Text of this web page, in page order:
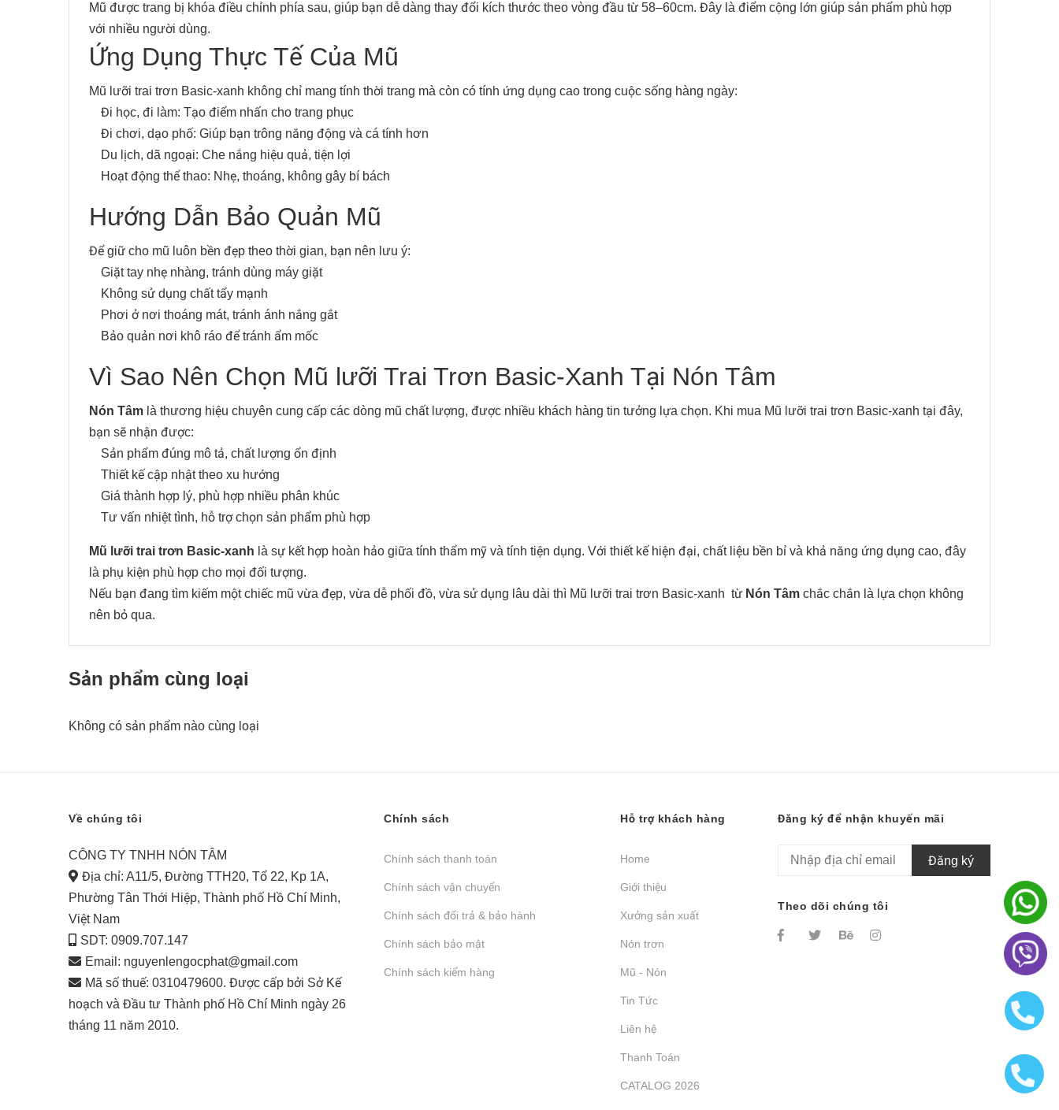
Mũ được trang bị khóa điều chỉnh phía sau, giúp bạn dễ dàng thay đổi kích thước theo vòng đầu từ 58–60cm. Đây là điểm cộng lớn giúp sản phẩm phù hợp
với nhiều người dùng.
Ứng Dụng Thực Tế Của Mũ
Mũ lưỡi trai trơn Basic-xanh không chỉ mang tính thời trang mà còn có tính ứng dụng cao trong cuộc sống hàng ngày:
Đi học, đi làm: Tạo điểm nhấn cho trang phục
Đi chơi, dạo phố: Giúp bạn trông năng động và cá tính hơn
Du lịch, dã ngoại: Che nắng hiệu quả, tiện lợi
Hoạt động thể thao: Nhẹ, thoáng, không gây bí bách
Hướng Dẫn Bảo Quản Mũ
Để giữ cho mũ luôn bền đẹp theo thời gian, bạn nên lưu ý:
Giặt tay nhẹ nhàng, tránh dùng máy giặt
Không sử dụng chất tẩy mạnh
Phơi ở nơi thoáng mát, tránh ánh nắng gắt
Bảo quản nơi khô ráo để tránh ẩm mốc
Vì Sao Nên Chọn Mũ lưỡi Trai Trơn Basic-Xanh Tại Nón Tâm
Nón Tâm là thương hiệu chuyên cung cấp các dòng mũ chất lượng, được nhiều khách hàng tin tưởng lựa chọn. Khi mua Mũ lưỡi trai trơn Basic-xanh tại đây,
bạn sẽ nhận được:
Sản phẩm đúng mô tả, chất lượng ổn định
Thiết kế cập nhật theo xu hướng
Giá thành hợp lý, phù hợp nhiều phân khúc
Tư vấn nhiệt tình, hỗ trợ chọn sản phẩm phù hợp
Mũ lưỡi trai trơn Basic-xanh là sự kết hợp hoàn hảo giữa tính thẩm mỹ và tính tiện dụng. Với thiết kế hiện đại, chất liệu bền bỉ và khả năng ứng dụng cao, đây
là phụ kiện phù hợp cho mọi đối tượng.
Nếu bạn đang tìm kiếm một chiếc mũ vừa đẹp, vừa dễ phối đồ, vừa sử dụng lâu dài thì Mũ lưỡi trai trơn Basic-xanh từ Nón Tâm chắc chắn là lựa chọn không
nên bỏ qua.
Sản phẩm cùng loại
Không có sản phẩm nào cùng loại
Về chúng tôi
CÔNG TY TNHH NÓN TÂM
Địa chỉ: A11/5, Đường TTH20, Tổ 22, Kp 1A,
Phường Tân Thới Hiệp, Thành phố Hồ Chí Minh,
Việt Nam
SDT: 0909.707.147
Email: nguyenlengocphat@gmail.com
Mã số thuế: 0310479600. Được cấp bởi Sở Kế
hoạch và Đầu tư Thành phố Hồ Chí Minh ngày 26
tháng 11 năm 2010.
Chính sách
Chính sách thanh toán
Chính sách vận chuyển
Chính sách đổi trả & bảo hành
Chính sách bảo mật
Chính sách kiểm hàng
Hỗ trợ khách hàng
Home
Giới thiệu
Xưởng sản xuất
Nón trơn
Mũ - Nón
Tin Tức
Liên hệ
Thanh Toán
CATALOG 2026
Đăng ký để nhận khuyến mãi
Đăng ký
Theo dõi chúng tôi